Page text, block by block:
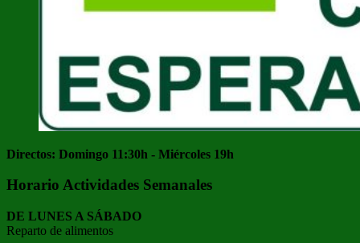
Directos: Domingo 11:30h - Miércoles 19h
Horario Actividades Semanales
DE LUNES A SÁBADO
Reparto de alimentos